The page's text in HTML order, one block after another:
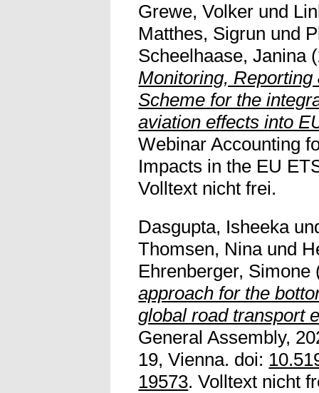
Grewe, Volker und
Matthes, Sigrun und
Scheelhaase, Janina
Monitoring,
Scheme for the
aviation effects into
Webinar Accounting
Impacts in the EU
Volltext nicht frei.
Dasgupta, Isheeka
Thomsen, Ninaund
Ehrenberger, Simone
approach for the
global road transport
General Assembly,
19, Vienna. doi:
19573. Volltext nicht